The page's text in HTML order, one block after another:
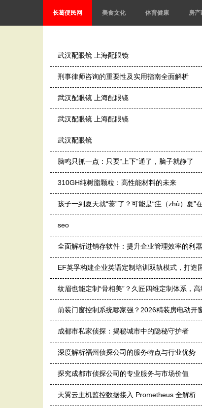
长葛便民网 美食文化 体育健康 房
武汉配眼镜 上海配眼镜
刑事律师咨询的重要性及实用指南全面解析
武汉配眼镜 上海配眼镜
武汉配眼镜 上海配眼镜
武汉配眼镜
脑鸣只抓一点：只要“上下”通了，脑子就静了
310GH纯树脂颗粒：高性能材料的未来
孩子一到夏天就“蔫”了？可能是“疰（zhù）夏”
seo
全面解析进销存软件：提升企业管理效率的利器
EF英孚构建企业英语定制培训双轨模式，打造
纹眉也能定制“骨相美”？久匠四维定制体系，
前装门窗控制系统哪家强？2026精装房电动开
成都市私家侦探：揭秘城市中的隐秘守护者
深度解析福州侦探公司的服务特点与行业优势
探究成都市侦探公司的专业服务与市场价值
天翼云主机监控数据接入 Prometheus 全解析